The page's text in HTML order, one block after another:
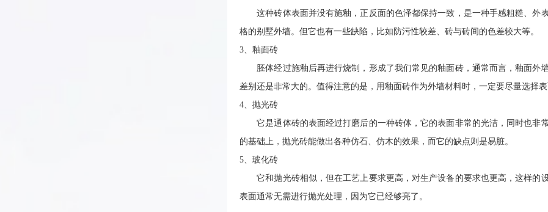
这种砖体表面并没有施釉，正反面的色泽都保持一致，是一种手感粗糙、外
格的别墅外墙。但它也有一些缺陷，比如防污性较差、砖与砖间的色差较大等。
3、釉面砖
胚体经过施釉后再进行烧制，形成了我们常见的釉面砖，通常而言，釉面外
差别还是非常大的。值得注意的是，用釉面砖作为外墙材料时，一定要尽量选择
4、抛光砖
它是通体砖的表面经过打磨后的一种砖体，它的表面非常的光洁，同时也非
的基础上，抛光砖能做出各种仿石、仿木的效果，而它的缺点则是易脏。
5、玻化砖
它和抛光砖相似，但在工艺上要求更高，对生产设备的要求也更高，这样的
表面通常无需进行抛光处理，因为它已经够亮了。